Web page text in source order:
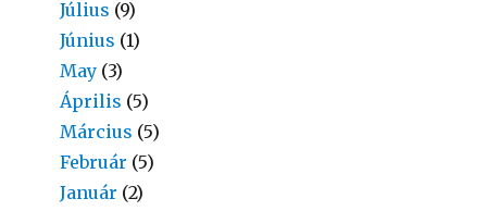
Július (9)
Június (1)
May (3)
Április (5)
Március (5)
Február (5)
Január (2)